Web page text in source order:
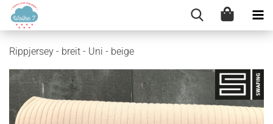
Rippjersey - breit - Uni - beige